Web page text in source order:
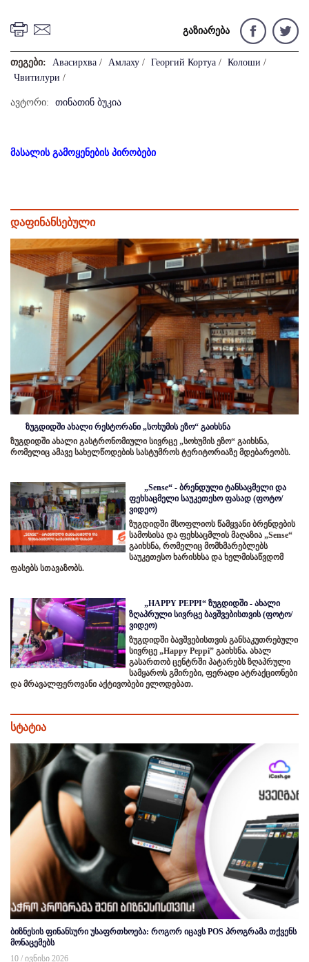
გაზიარება
თეგები: Авасирхва / Амлаху / Георгий Кортуа / Колоши /
Чвитилури /
ავტორი: თინათინ ბუკია
მასალის გამოყენების პირობები
დაფინანსებული
ზუგდიდში ახალი რესტორანი „სოხუმის ეზო“ გაიხსნა
ზუგდიდში ახალი გასტრონომიული სივრცე „სოხუმის ეზო“ გაიხსნა,
რომელიც ამავე სახელწოდების სასტუმროს ტერიტორიაზე მდებარეობს.
„Sense“ - ბრენდული ტანსაცმელი და
ფეხსაცმელი საუკეთესო ფასად (ფოტო/
ვიდეო)
ზუგდიდში მსოფლიოს წამყვანი ბრენდების
სამოსისა და ფეხსაცმლის მაღაზია „Sense“
გაიხსნა, რომელიც მომხმარებლებს
საუკეთესო ხარისხსა და ხელმისაწვდომ
ფასებს სთავაზობს.
„HAPPY PEPPI“ ზუგდიდში - ახალი
ზღაპრული სივრცე ბავშვებისთვის (ფოტო/
ვიდეო)
ზუგდიდში ბავშვებისთვის განსაკუთრებული
სივრცე „Happy Peppi” გაიხსნა. ახალ
გასართობ ცენტრში პატარებს ზღაპრული
სამყაროს გმირები, ფერადი ატრაქციონები
და მრავალფეროვანი აქტივობები ელოდებათ.
სტატია
ბიზნესის ფინანსური უსაფრთხოება: როგორ იცავს POS პროგრამა თქვენს
მონაცემებს
10 / ივნისი 2026